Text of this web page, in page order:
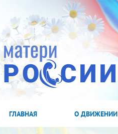
ГЛАВНАЯ О ДВИЖЕНИИ